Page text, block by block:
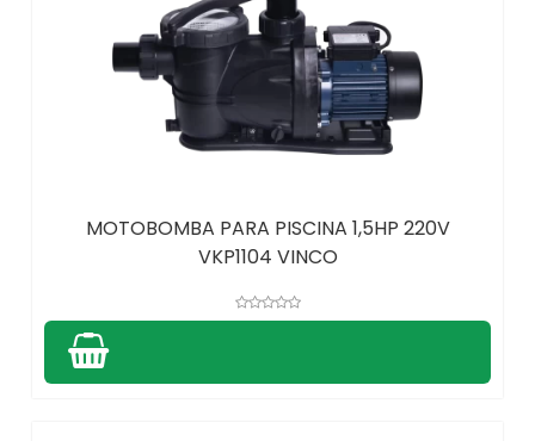
MOTOBOMBA PARA PISCINA 1,5HP 220V
VKP1104 VINCO